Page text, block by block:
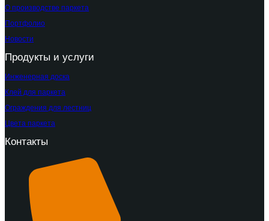
О производстве паркета
Портфолио
Новости
Продукты и услуги
Инженерная доска
Клей для паркета
Ограждения для лестниц
Цвета паркета
Контакты